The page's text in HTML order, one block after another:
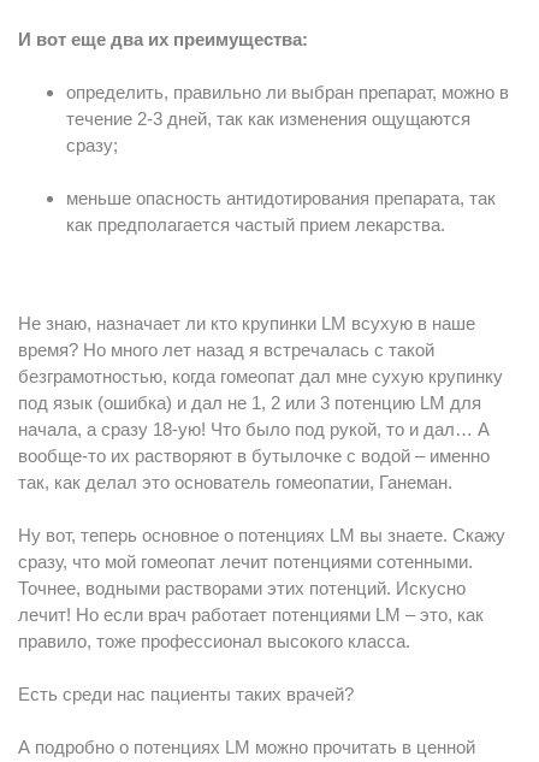
И вот еще два их преимущества:
определить, правильно ли выбран препарат, можно в
течение 2-3 дней, так как изменения ощущаются
сразу;
меньше опасность антидотирования препарата, так
как предполагается частый прием лекарства.
Не знаю, назначает ли кто крупинки LM всухую в наше
время? Но много лет назад я встречалась с такой
безграмотностью, когда гомеопат дал мне сухую крупинку
под язык (ошибка) и дал не 1, 2 или 3 потенцию LM для
начала, а сразу 18-ую! Что было под рукой, то и дал… А
вообще-то их растворяют в бутылочке с водой – именно
так, как делал это основатель гомеопатии, Ганеман.
Ну вот, теперь основное о потенциях LM вы знаете. Скажу
сразу, что мой гомеопат лечит потенциями сотенными.
Точнее, водными растворами этих потенций. Искусно
лечит! Но если врач работает потенциями LM – это, как
правило, тоже профессионал высокого класса.
Есть среди нас пациенты таких врачей?
А подробно о потенциях LM можно прочитать в ценной